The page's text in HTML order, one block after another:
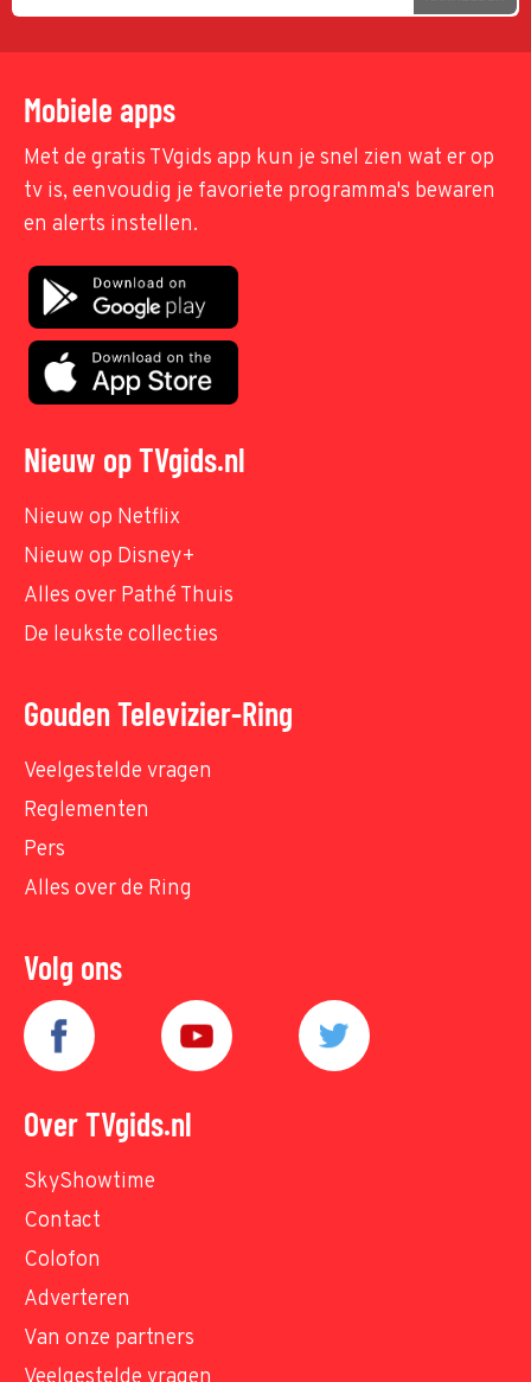
Mobiele apps
Met de gratis TVgids app kun je snel zien wat er op
tv is, eenvoudig je favoriete programma's bewaren
en alerts instellen.
Nieuw op TVgids.nl
Nieuw op Netflix
Nieuw op Disney+
Alles over Pathé Thuis
De leukste collecties
Gouden Televizier-Ring
Veelgestelde vragen
Reglementen
Pers
Alles over de Ring
Volg ons
Over TVgids.nl
SkyShowtime
Contact
Colofon
Adverteren
Van onze partners